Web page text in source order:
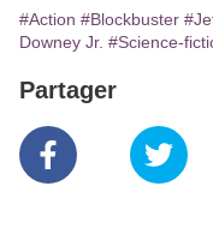
#Action #Blockbuster
Downey Jr. #Science-
Partager